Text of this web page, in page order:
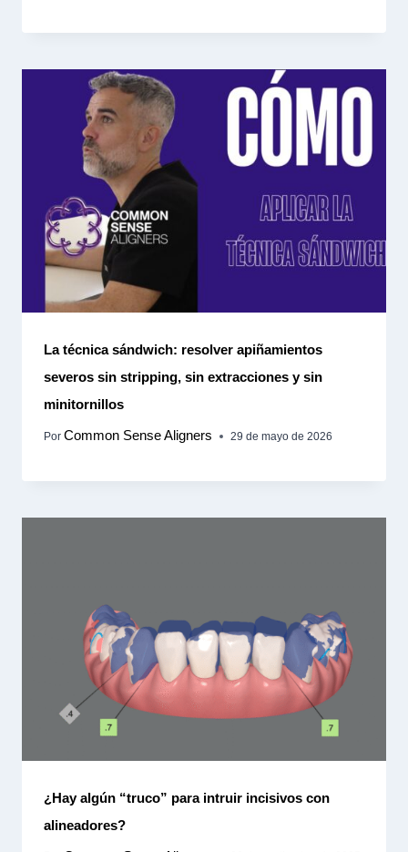
La técnica sándwich: resolver apiñamientos
severos sin stripping, sin extracciones y sin
minitornillos
Por Common Sense Aligners 29 de mayo de 2026
¿Hay algún “truco” para intruir incisivos con
alineadores?